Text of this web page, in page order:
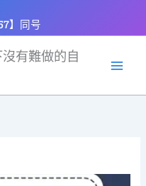
】同号
有難做的自